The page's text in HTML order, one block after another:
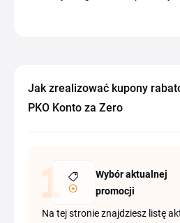
Jak zrealizować kupony
PKO Konto za Zero
Wybór aktualnej
promocji
Na tej stronie znajdziesz listę